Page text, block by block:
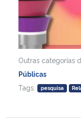
Outras categorias
Públicas
Tags:
pesquisa